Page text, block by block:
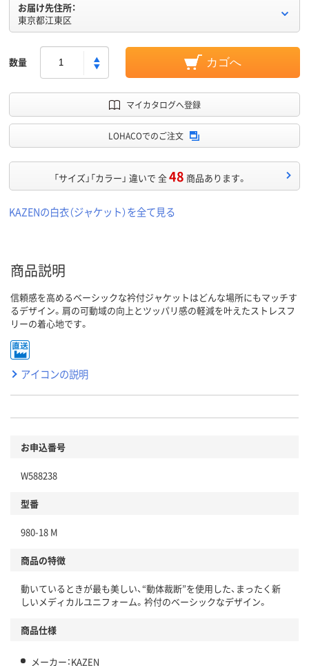
お届け先住所：
東京都江東区
数量 カゴへ
マイカタログへ登録
LOHACOでのご注文
「サイズ」「カラー」 違いで 全48 商品あります。
KAZENの白衣（ジャケット）を全て見る
商品説明
信頼感を高めるベーシックな衿付ジャケットはどんな場所にもマッチす
るデザイン。肩の可動域の向上とツッパリ感の軽減を叶えたストレスフ
リーの着心地です。
アイコンの説明
お申込番号
W588238
型番
980-18 M
商品の特徴
動いているときが最も美しい、“動体裁断”を使用した、まったく新
しいメディカルユニフォーム。衿付のベーシックなデザイン。
商品仕様
メーカー：KAZEN